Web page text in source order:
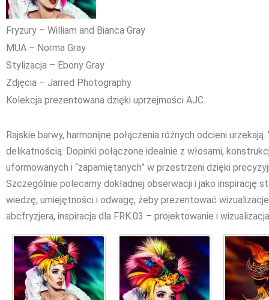
Fryzury – William and Bianca Gray
MUA – Norma Gray
Stylizacja – Ebony Gray
Zdjęcia – Jarred Photography
Kolekcja prezentowana dzięki uprzejmości AJC.
Rajskie barwy, harmonijne połączenia różnych odcieni
delikatnością. Dopinki połączone idealnie z włosami,
uformowanych i “zapamiętanych” w przestrzeni dzięki
Szczególnie polecamy dokładnej obserwacji i jako inspirację
wiedzę, umiejętności i odwagę, żeby prezentować
abcfryzjera, inspiracja dla FRK.03 – projektowanie i